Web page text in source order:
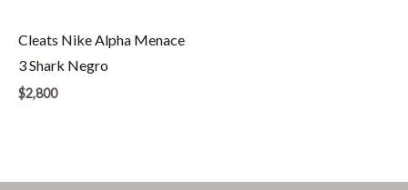
Cleats Nike Alpha Menace
3 Shark Negro
$2,800